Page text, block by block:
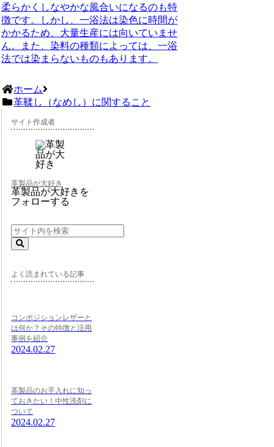
柔らかくしなやかな風合いになるのも特
徴です。しかし、一浴法は染色に時間が
かかるため、大量生産には向いていませ
ん。また、染料の種類によっては、一浴
法では染まらないものもあります。
ホーム
革鞣し（なめし）に関すること
サイト作成者
革製品が大好き
革製品が大好きを
フォローする
よく読まれている記事
コンポジションレザーと
は何か？その特徴と活用
事例を紹介
2024.02.27
革製品のお手入れに知っ
ておきたい！中性洗剤に
ついて
2024.02.27